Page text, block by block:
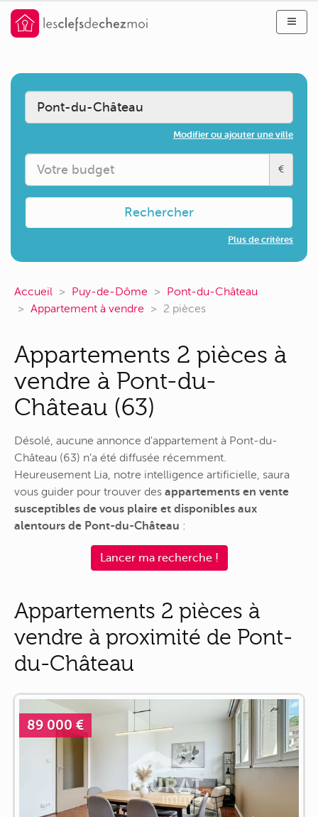
Modifier ou ajouter une ville
€
Rechercher
Plus de critères
Accueil Puy-de-Dôme
Pont-du-Château
Appartement à vendre
2 pièces
Appartements 2 pièces à
vendre à Pont-du-
Château (63)
Désolé, aucune annonce d'appartement à Pont-du-
Château (63) n'a été diffusée récemment.
Heureusement Lia, notre intelligence artificielle, saura
vous guider pour trouver des appartements en vente
susceptibles de vous plaire et disponibles aux
alentours de Pont-du-Château :
Lancer ma recherche !
Appartements 2 pièces à
vendre à proximité de Pont-
du-Château
89 000 €